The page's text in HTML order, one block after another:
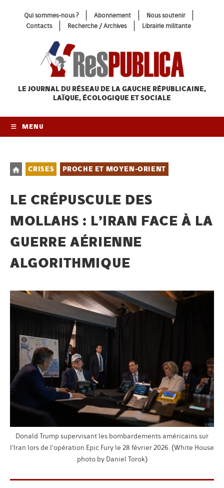
Qui sommes-nous ? Abonnement
Nous soutenir
Contacts
Recherche / Archives Librairie militante
LE JOURNAL DU RÉSEAU DE LA GAUCHE RÉPUBLICAINE,
LAÏQUE, ÉCOLOGIQUE ET SOCIALE
MENU
Post
category:
CRISES PROCHE ET MOYEN-ORIENT
LE CRÉPUSCULE DES
MOLLAHS : L’IRAN FACE À LA
GUERRE AÉRIENNE
ALGORITHMIQUE
Donald Trump supervisant les bombardements américains sur
l'Iran lors de l'opération Epic Fury le 28 février 2026. (White House
photo by Daniel Torok)